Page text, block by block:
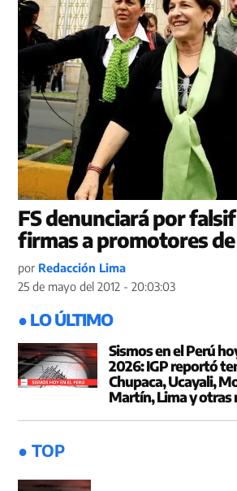
FS denunciará por
firmas a promotores
por Redacción Lima
25 de mayo del 2012 - 20:03:03
● LO ÚLTIMO
Sismos en el Perú
2026: IGP reportó
Chupaca, Ucayali,
Martín, Lima y otras
● TOP